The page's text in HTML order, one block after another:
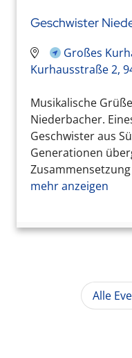
Geschwister
Großes
Kurhausstraße 2,
Musikalische
Niederbacher.
Geschwister aus
Generationen
mehr anzeigen
Alle